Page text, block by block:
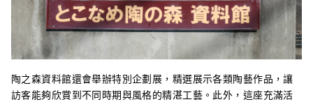
陶之森資料館還會舉辦特別企劃展，精選展示各類陶藝作品，讓
訪客能夠欣賞到不同時期與風格的精湛工藝。此外，這座充滿活